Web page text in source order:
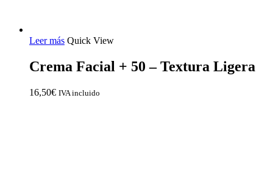
Leer más Quick View
Crema Facial + 50 – Textura Ligera
16,50€ IVA incluido